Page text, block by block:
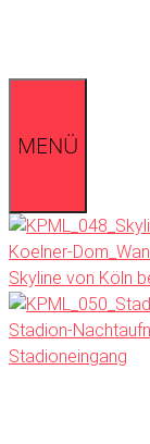
MENÜ
Skyline von Köln
Stadioneingang